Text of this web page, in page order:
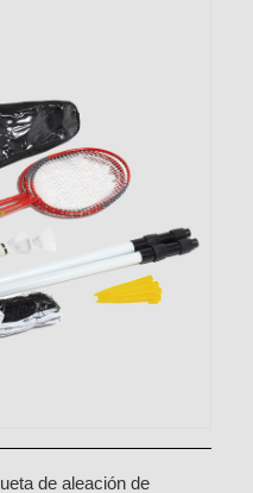
de aleación de